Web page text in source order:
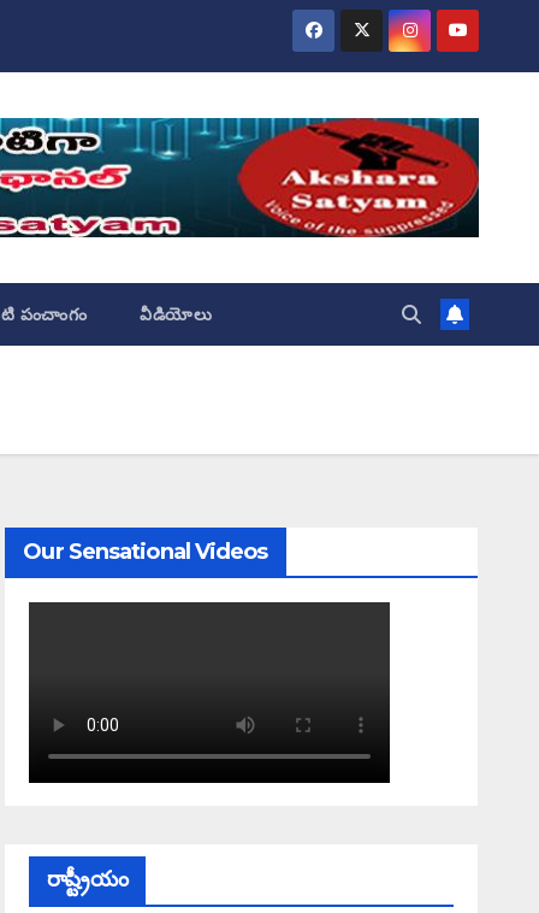
పంచాంగం వీడియోలు
Our Sensational Videos
రాష్ట్రీయం